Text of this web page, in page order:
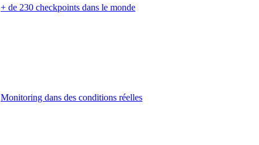
+ de 230 checkpoints dans le monde
Monitoring dans des conditions réelles